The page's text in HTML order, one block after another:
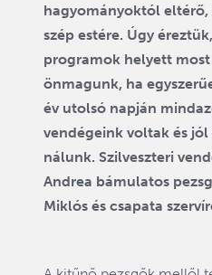
hagyományoktól eltérő,
szép estére. Úgy
programok helyett
önmagunk, ha
év utolsó napján
vendégeink voltak és
nálunk. Szilveszteri
Andrea bámulatos
Miklós és csapata